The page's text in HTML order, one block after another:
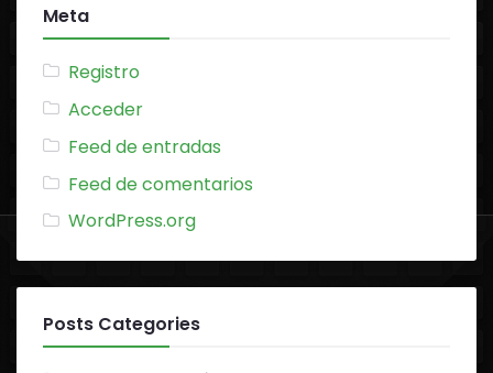
Meta
Registro
Acceder
Feed de entradas
Feed de comentarios
WordPress.org
Posts Categories